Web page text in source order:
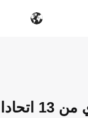
مصر والمغرب الأبرز.. بيان ناري من 13 اتحادا